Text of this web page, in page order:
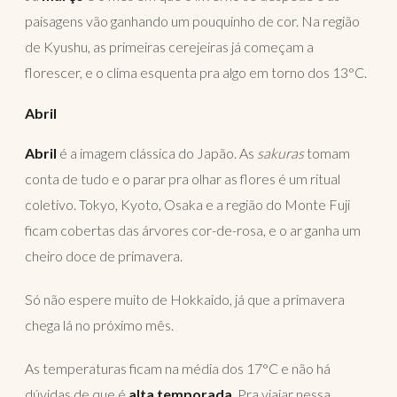
paisagens vão ganhando um pouquinho de cor. Na região
de Kyushu, as primeiras cerejeiras já começam a
florescer, e o clima esquenta pra algo em torno dos 13°C.
Abril
Abril é a imagem clássica do Japão. As sakurastomam
conta de tudo e o parar pra olhar as flores é um ritual
coletivo. Tokyo, Kyoto, Osaka e a região do Monte Fuji
ficam cobertas das árvores cor-de-rosa, e o ar ganha um
cheiro doce de primavera.
Só não espere muito de Hokkaido, já que a primavera
chega lá no próximo mês.
As temperaturas ficam na média dos 17°C e não há